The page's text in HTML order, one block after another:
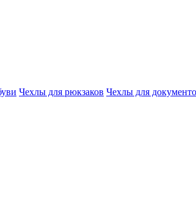
Чехлы для рюкзаков Чехлы для